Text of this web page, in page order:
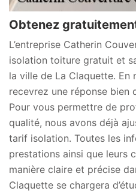
Obtenez
L’entreprise Catherin
isolation toiture gratuit et
la ville de La Claquette. En
recevrez une réponse bien
Pour vous permettre de
qualité, nous avons déjà
tarif isolation. Toutes les
prestations ainsi que leurs
manière claire et précise
Claquette se chargera